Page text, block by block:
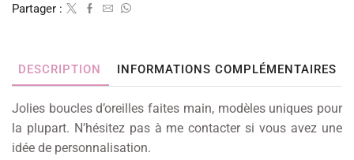
Partager :
DESCRIPTION INFORMATIONS COMPLÉMENTAIRES
Jolies boucles d’oreilles faites main, modèles uniques pour
la plupart. N’hésitez pas à me contacter si vous avez une
idée de personnalisation.